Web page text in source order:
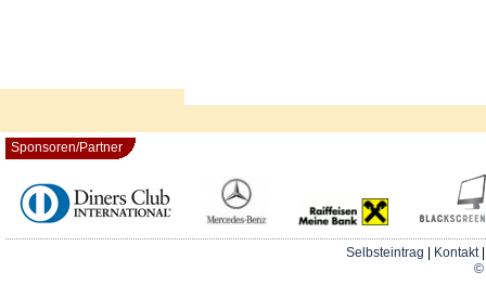
Sponsoren/Partner
Selbsteintrag Kontakt
©